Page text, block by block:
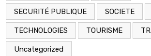
SECURITÉ PUBLIQUE SOCIETE
TECHNOLOGIES TOURISME
Uncategorized